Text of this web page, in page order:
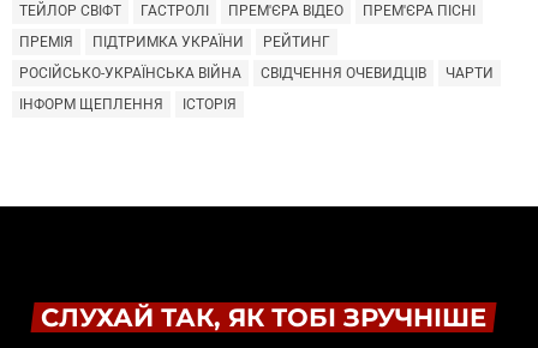
ТЕЙЛОР СВІФТ
ГАСТРОЛІ ПРЕМ'ЄРА ВІДЕО
ПРЕМ'ЄРА ПІСНІ
ПРЕМІЯ
ПІДТРИМКА УКРАЇНИ
РЕЙТИНГ
РОСІЙСЬКО-УКРАЇНСЬКА ВІЙНА
СВІДЧЕННЯ ОЧЕВИДЦІВ
ЧАРТИ
ІНФОРМ ЩЕПЛЕННЯ
ІСТОРІЯ
СЛУХАЙ ТАК, ЯК ТОБІ ЗРУЧНІШЕ